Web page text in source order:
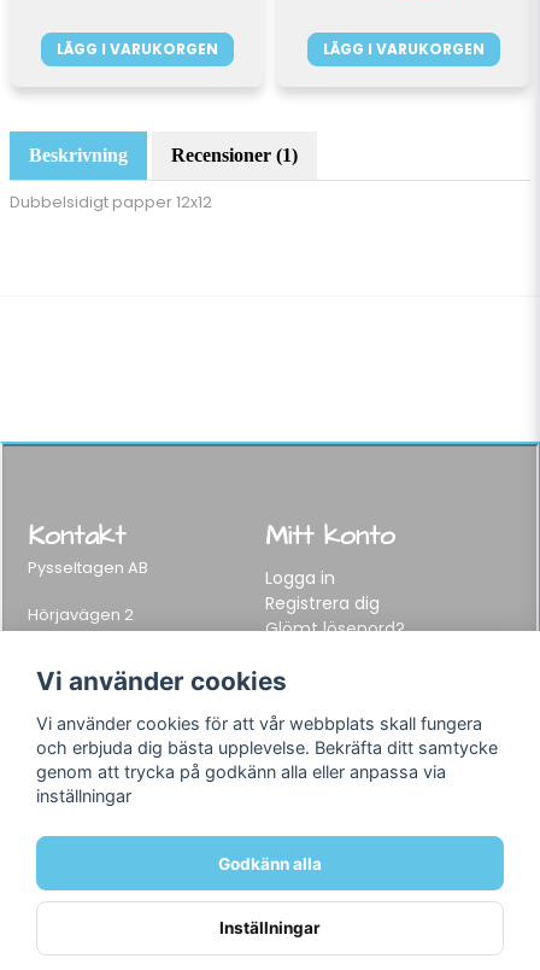
Beskrivning Recensioner (1)
Dubbelsidigt papper 12x12
LÄGG I VARUKORGEN LÄGG I VARUKORGEN
Kontakt
Pysseltagen AB
Hörjavägen 2
282 34 Tyringe, Sweden
E-post:info@pysseltagen.se
Mitt konto
Logga in
Registrera dig
Glömt lösenord?
Info
Varumärken
Om oss
Kontakt
Följ oss
Vi använder cookies
Vi använder cookies för att vår webbplats skall fungera
och erbjuda dig bästa upplevelse. Bekräfta ditt samtycke
genom att trycka på godkänn alla eller anpassa via
inställningar
Godkänn alla
Inställningar